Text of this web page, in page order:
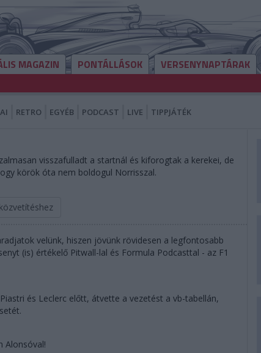
MAGAZIN PONTÁLLÁSOK VERSENYNAPTÁRAK
RETRO EGYÉB PODCAST LIVE TIPPJÁTÉK
visszafulladt a startnál és kiforogtak a kerekei, de
körök óta nem boldogul Norrisszal.
velünk, hiszen jövünk rövidesen a legfontosabb
(is) értékelő Pitwall-lal és Formula Podcasttal - az F1
és Leclerc előtt, átvette a vezetést a vb-tabellán,
Alonsóval!